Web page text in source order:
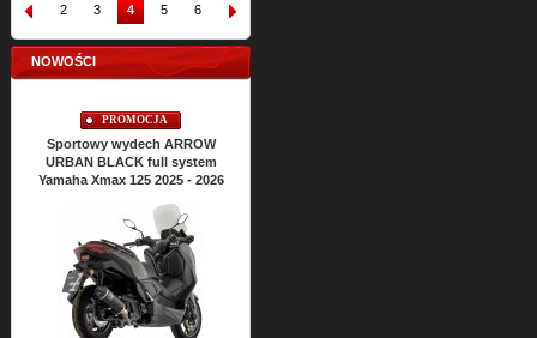
1 2 3 4 5 6 7
NOWOŚCI
PROMOCJA
Sportowy wydech ARROW
URBAN BLACK full system
Yamaha Xmax 125 2025 - 2026